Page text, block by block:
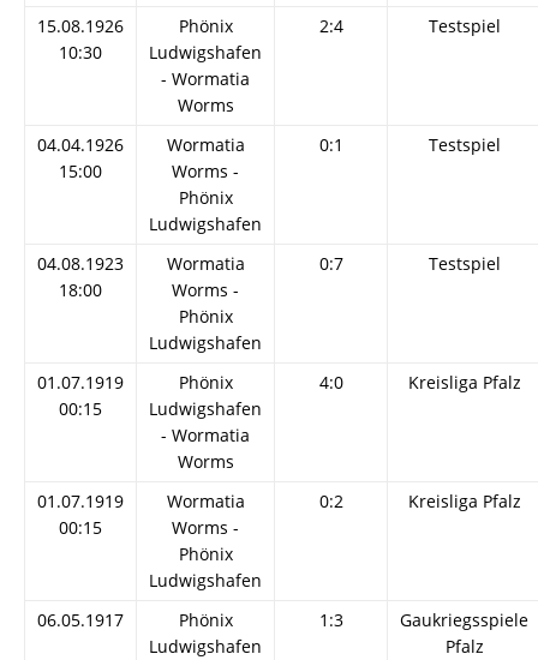
15.08.1926
10:30
Phönix
Ludwigshafen
- Wormatia
Worms
2:4 Testspiel
04.04.1926
15:00
Wormatia
Worms -
Phönix
Ludwigshafen
0:1 Testspiel
04.08.1923
18:00
Wormatia
Worms -
Phönix
Ludwigshafen
0:7 Testspiel
01.07.1919
00:15
Phönix
Ludwigshafen
- Wormatia
Worms
4:0 Kreisliga Pfalz
01.07.1919
00:15
Wormatia
Worms -
Phönix
Ludwigshafen
0:2 Kreisliga Pfalz
06.05.1917
Phönix
Ludwigshafen
1:3
Gaukriegsspiele
Pfalz